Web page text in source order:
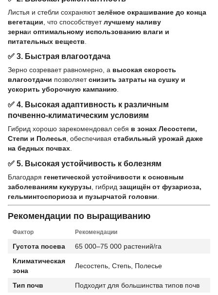
Листья и стебли сохраняютзелёное окрашивание до конца
вегетации , что способствуетлучшему наливу
зернаи оптимальному использованию влаги и
питательных веществ
✅ 3. Быстрая влагоотдача
Зерно созревает равномерно, а высокая скорость
влагоотдачи позволяетснизить затраты на сушку и
ускорить уборочную кампанию.
✅ 4. Высокая адаптивность к различным
почвенно-климатическим условиям
Гибрид хорошо зарекомендовал себя в зонах Лесостепи,
Степи и Полесья , обеспечивая стабильный урожай даже
на бедных почвах
✅ 5. Высокая устойчивость к болезням
Благодаря генетической устойчивости к основным
заболеваниям кукурузы , гибрид защищён от фузариоза,
гельминтоспориоза и пузырчатой головни
Рекомендации по выращиванию
Фактор Рекомендации
Густота посева
65 000–75 000 растений/га
Климатическая
зона
Лесостепь, Степь, Полесье
Тип почв
Подходит для большинства типов почв